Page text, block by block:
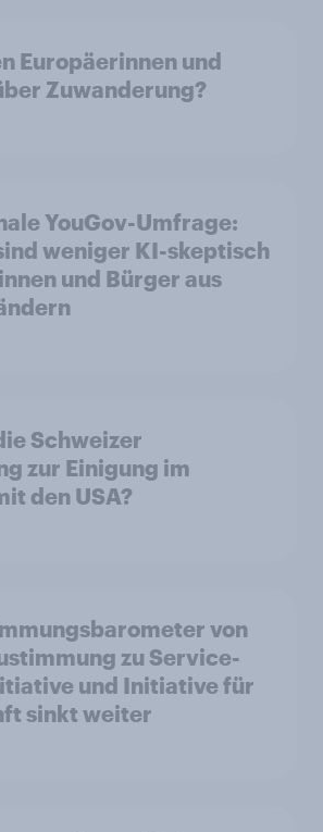
Europäerinnen und
Zuwanderung?
YouGov-Umfrage:
weniger KI-skeptisch
und Bürger aus
Schweizer
zur Einigung im
den USA?
von
zu Service-
und Initiative für
sinkt weiter